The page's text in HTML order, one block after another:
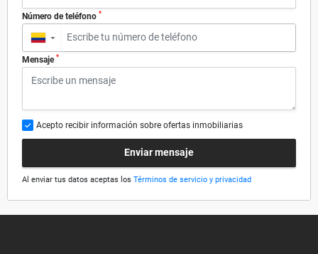
Número de teléfono *
▼
Mensaje *
Acepto recibir información sobre ofertas inmobiliarias
Enviar mensaje
Al enviar tus datos aceptas los Términos de servicio y privacidad